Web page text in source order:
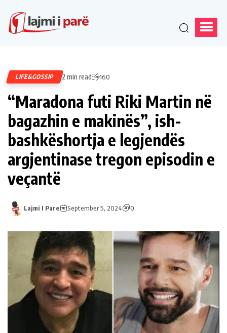
LIFE&GOSSIP 2 min read 160
“Maradona futi Riki Martin në
bagazhin e makinës”, ish-
bashkëshortja e legjendës
argjentinase tregon episodin e
veçantë
Lajmi I Pare September 5, 2024 0